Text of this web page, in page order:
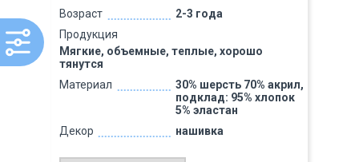
Возраст
2-3 года
Продукция
Мягкие, объемные, теплые, хорошо
тянутся
Материал
30% шерсть 70% акрил,
подклад: 95% хлопок
5% эластан
Декор
нашивка